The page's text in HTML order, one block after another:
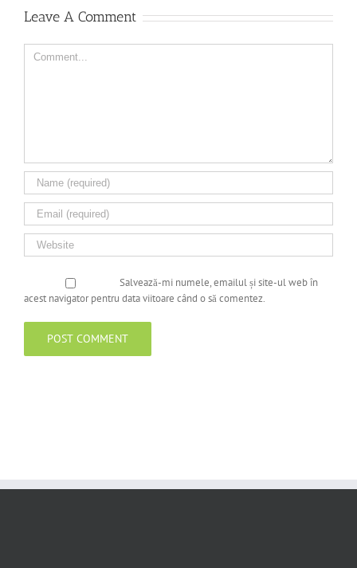
Leave A Comment
Comment
Salvează-mi numele, emailul și site-ul web în
acest navigator pentru data viitoare când o să comentez.